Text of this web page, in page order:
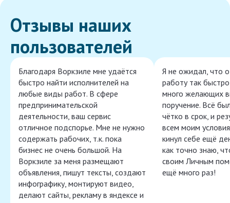
Отзывы наших
пользователей
Благодаря Воркзиле мне удаётся
быстро найти исполнителей на
любые виды работ. В сфере
предпринимательской
деятельности, ваш сервис
отличное подспорье. Мне не нужно
содержать рабочих, т.к. пока
бизнес не очень большой. На
Воркзиле за меня размещают
объявления, пишут тексты, создают
инфографику, монтируют видео,
делают сайты, рекламу в яндексе и
Я не ожидал, что
работу так
много желающих
поручение. Всё
чётко в срок, и
всем моим
кинул себе ещё
как точно знаю,
своим Личным
ещё много раз!